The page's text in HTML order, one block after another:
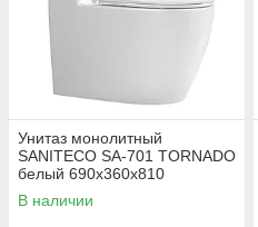
Унитаз монолитный
SANITECO SA-701 TORNADO
белый 690x360x810
В наличии